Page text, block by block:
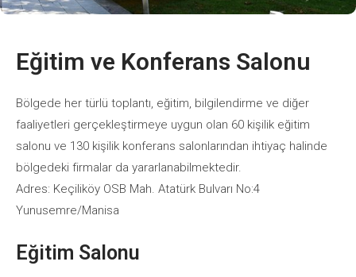
Eğitim ve Konferans Salonu
Bölgede her türlü toplantı, eğitim, bilgilendirme ve diğer
faaliyetleri gerçekleştirmeye uygun olan 60 kişilik eğitim
salonu ve 130 kişilik konferans salonlarından ihtiyaç halinde
bölgedeki firmalar da yararlanabilmektedir.
Adres: Keçiliköy OSB Mah. Atatürk Bulvarı No:4
Yunusemre/Manisa
Eğitim Salonu